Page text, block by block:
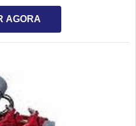
que transforma as partes
um serviço que requer
colaborador que realiza o
AGORA